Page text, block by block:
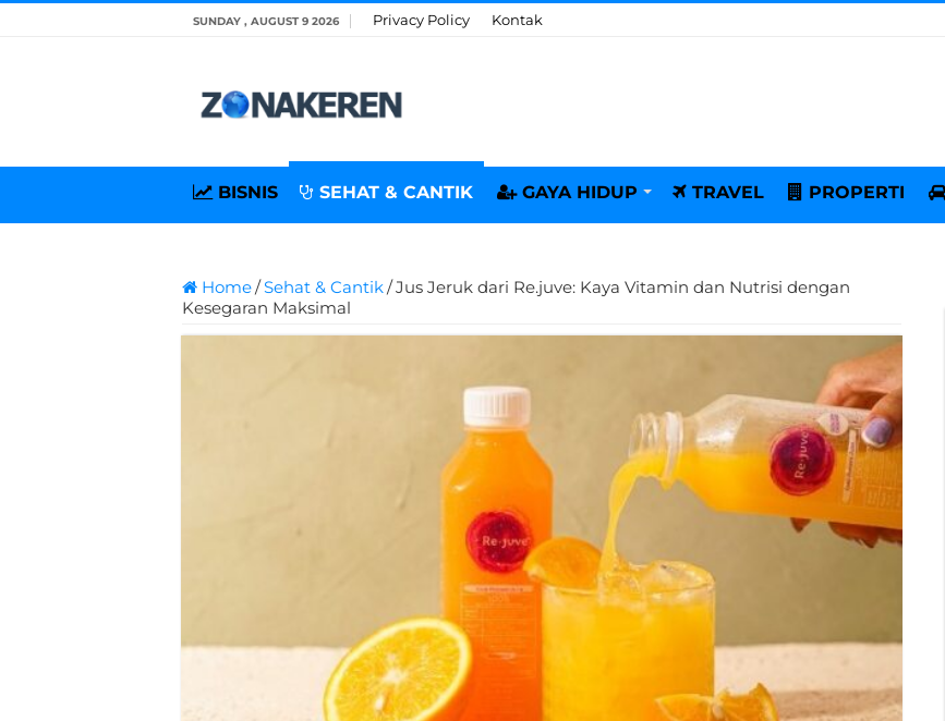
SUNDAY , AUGUST 9 2026 Privacy Policy Kontak
BISNIS SEHAT & CANTIK GAYA HIDUP TRAVEL PROPERTI
Home/Sehat & Cantik/Jus Jeruk dari Re.juve: Kaya Vitamin dan Nutrisi dengan
Kesegaran Maksimal